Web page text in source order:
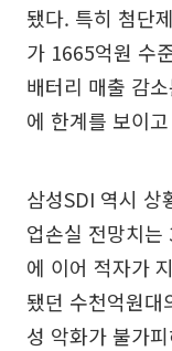
됐다. 특히 첨단
가 1665억원 수
배터리 매출 감
에 한계를 보이
삼성SDI 역시 상
업손실 전망치
에 이어 적자가
됐던 수천억원대
성 악화가 불가